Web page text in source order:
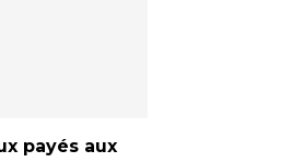
payés aux